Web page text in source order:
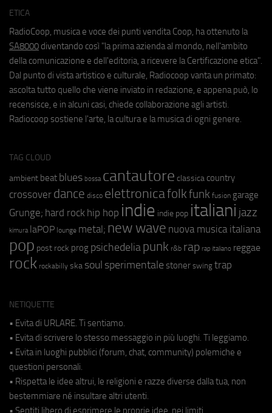
ETICA
RadioCoop, musica e voce dei punti vendita Coop, ha ottenuto la
SA8000 diventando così "la prima azienda al mondo, nell'ambito
della comunicazione e dell'editoria, a ricevere la Certificazione etica".
Dal punto di vista artistico e culturale, Radiocoop vanta un primato:
ascolta tutto quello che viene inviato in redazione, e appena può, lo
recensisce, e in alcuni casi, chiede collaborazione agli artisti.
Radiocoop sostiene l'arte, la cultura e la musica di ogni genere.
TAG CLOUD
ambient beat blues bossa cantautore classica country
crossover dance disco elettronicafolkfunk fusion garage
Grunge; hard rock hip hop indie indie pop italiani jazz
kimura laPOP lounge metal; new wave nuova musica italiana
pop post rock prog psichedeliapunk r&b rap rap italiano reggae
rock rockabilly ska soul sperimentale stoner swing trap
NETIQUETTE
• Evita di URLARE. Ti sentiamo.
• Evita di scrivere lo stesso messaggio in più luoghi. Ti leggiamo.
• Evita in luoghi pubblici (forum, chat, community) polemiche e
questioni personali.
• Rispetta le idee altrui, le religioni e razze diverse dalla tua, non
bestemmiare né insultare altri utenti.
• Sentiti libero di esprimere le proprie idee, nei limiti